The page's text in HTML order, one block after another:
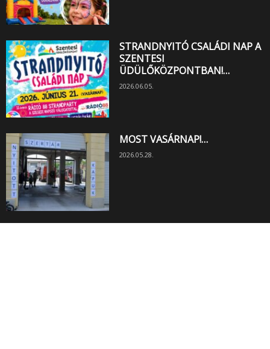
STRANDNYITÓ CSALÁDI NAP A
SZENTESI
ÜDÜLŐKÖZPONTBAN!…
2026.06.05.
MOST VASÁRNAP!…
2026.05.28.